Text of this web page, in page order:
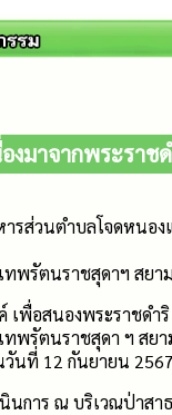
มาจากพระราช
ารส่วนตำบลโจดหนอ
ทพรัตนราชสุดาฯ สย
เพื่อสนองพระราชดำ
ทพรัตนราชสุดา ฯ สย
วันที่ 12 กันยายน 2567
นการ ณ บริเวณป่าสา